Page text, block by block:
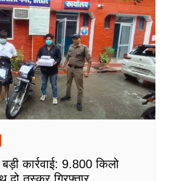
बड़ी कार्रवाई: 9.800 किलो